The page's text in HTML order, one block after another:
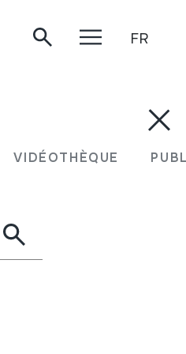
VIDÉOTHÈQUE
FR